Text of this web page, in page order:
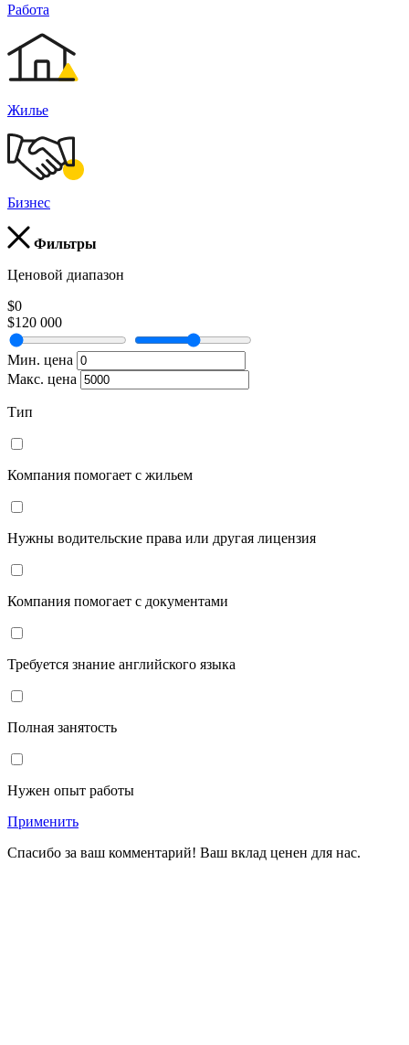
Работа
Жилье
Бизнес
Фильтры
Ценовой диапазон
$0
$120 000
Мин. цена
Макс. цена
Тип
Компания помогает с жильем
Нужны водительские права или другая лицензия
Компания помогает с документами
Требуется знание английского языка
Полная занятость
Нужен опыт работы
Применить
Спасибо за ваш комментарий! Ваш вклад ценен для нас.